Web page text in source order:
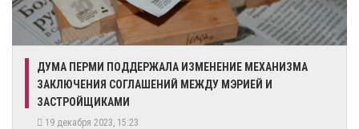
​ДУМА ПЕРМИ ПОДДЕРЖАЛА ИЗМЕНЕНИЕ МЕХАНИЗМА
ЗАКЛЮЧЕНИЯ СОГЛАШЕНИЙ МЕЖДУ МЭРИЕЙ И
ЗАСТРОЙЩИКАМИ
19 декабря 2023, 15:23